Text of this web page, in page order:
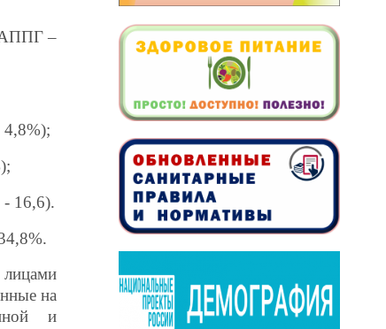
–
4,8%);
- 16,6).
на
и